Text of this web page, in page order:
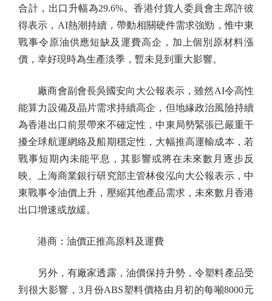
合計，出口升幅為29.6%。香港付貨人委員會主席許彼
得表示，AI熱潮持續，帶動相關硬件需求強勁，惟中東
戰事令原油供應短缺及運費高企，加上個別原材料漲
價，幸好現時為生產淡季，暫未見到重大影響。
廠商會副會長吳國安向大公報表示，雖然AI令高性
能算力設備及晶片需求持續高企，但地緣政治風險持續
為香港出口前景帶來不確定性，中東局勢緊張已嚴重干
擾全球航運網絡及船期穩定性，大幅推高運輸成本，若
戰事短期內未能平息，其影響或將在未來數月逐步反
映。上海商業銀行研究部主管林俊泓向大公報表示，中
東戰事令油價上升，壓縮其他產品需求，未來數月香港
出口增速或放緩。
港商：油價正推高原料及運費
另外，有廠家透露，油價保持升勢，令塑料產品受
到很大影響，3月份ABS塑料價格由月初的每噸8000元